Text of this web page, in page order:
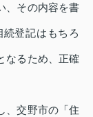
、その内容を書
登記はもちろ
なるため、正確
、交野市の「住